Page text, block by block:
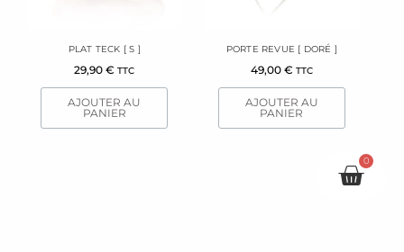
PLAT TECK [ S ]
29,90€ TTC
AJOUTER AU
PANIER
PORTE REVUE [ DORÉ ]
49,00 € TTC
AJOUTER AU
PANIER
0